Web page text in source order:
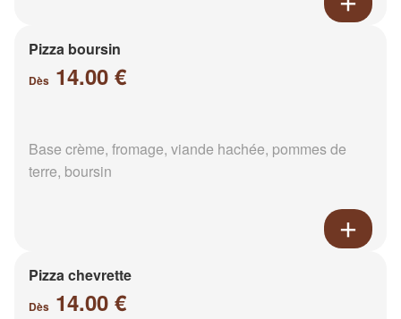
Pizza boursin
Dès 14.00 €
Base crème, fromage, viande hachée, pommes de
terre, boursin
Pizza chevrette
Dès 14.00 €